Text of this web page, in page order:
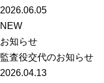
2026.06.05
NEW
お知らせ
監査役交代のお知らせ
2026.04.13